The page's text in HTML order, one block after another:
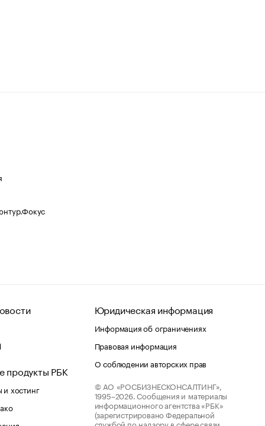
продукты РБК
хостинг
Юридическая информация
Информация об ограничениях
Правовая информация
О соблюдении авторских прав
© АО «РОСБИЗНЕСКОНСАЛТИНГ»,
1995–2026. Сообщения и материалы
информационного агентства «РБК»
(зарегистрировано Федеральной
службой по надзору в сфере связи,